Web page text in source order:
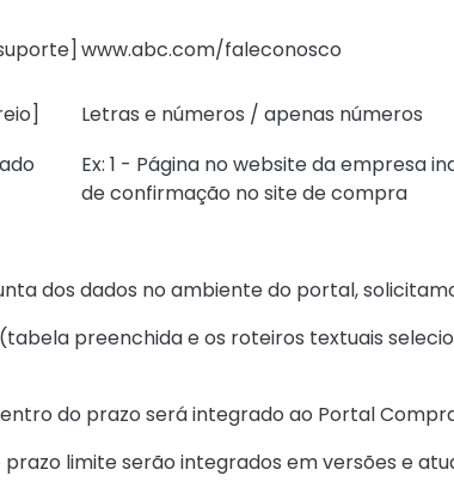
www.abc.com/faleconosco
Letras e números / apenas números
Ex: 1 - Página no website da empresa
de confirmação no site de compra
dos dados no ambiente do portal,
preenchida e os roteiros textuais
do prazo será integrado ao Portal
limite serão integrados em versões e